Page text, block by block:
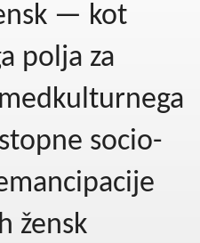
— kot
polja za
socio-
žensk